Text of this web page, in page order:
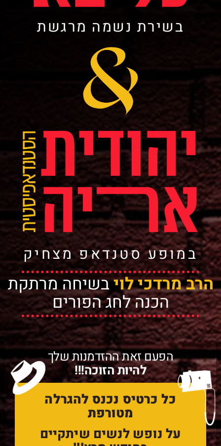
בשירת נשמה מרגשת
במופע סטנדאפ מצחיק
הרב מרדכי לויבשיחה מרתקת
הכנה לחג הפורים
הפעם זאת ההזדמנות שלך
להיות הזוכה!!!
כל כרטיס נכנס להגרלה
מטורפת
על נופש לנשים שיתקיים